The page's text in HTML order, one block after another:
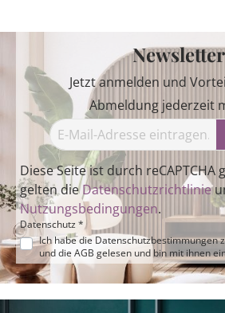
Newsletter
Jetzt anmelden und
Abmeldung jederzeit
Diese Seite ist durch reCAPTCHA
gelten dieDatenschutzrichtlinie
Nutzungsbedingungen.
Datenschutz *
Ich habe die Datenschutzbestimmungen
und die AGB gelesen und bin mit ihnen